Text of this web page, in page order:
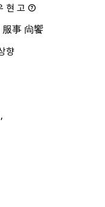
현 고 ⑦
事 尙饗
향